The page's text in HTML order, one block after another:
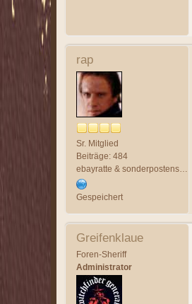
rap
Sr. Mitglied
Beiträge: 484
Gespeichert
Greifenklaue
Foren-Sheriff
Administrator